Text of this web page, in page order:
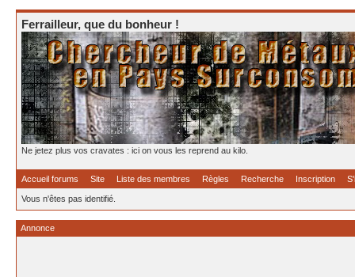
Ferrailleur, que du bonheur !
Ne jetez plus vos cravates : ici on vous les reprend au kilo.
Accueil forums Site Liste des membres Règles Recherche Inscription
Vous n'êtes pas identifié.
Annonce